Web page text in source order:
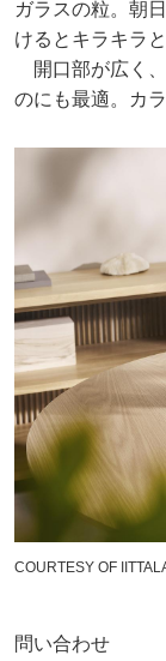
ガラスの粒。朝
けるとキラキラ
開口部が広く
のにも最適。カ
COURTESY OF
問い合わせ